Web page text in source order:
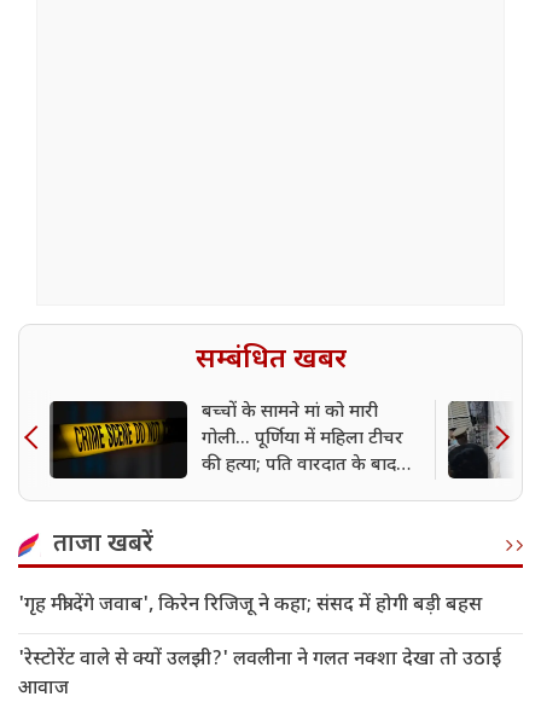
सम्बंधित खबर
बच्चों के सामने मां को मारी
गोली... पूर्णिया में महिला टीचर
की हत्या; पति वारदात के बाद
ताजा खबरें
'गृह मंत्री देंगे जवाब', किरेन रिजिजू ने कहा; संसद में होगी बड़ी बहस
'रेस्टोरेंट वाले से क्यों उलझी?' लवलीना ने गलत नक्शा देखा तो उठाई
आवाज